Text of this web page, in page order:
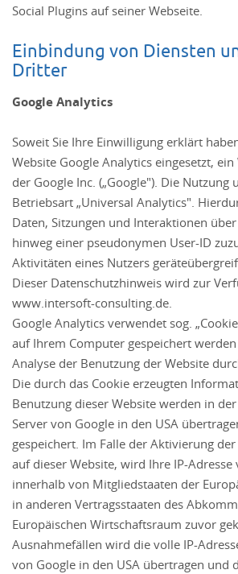
Social Plugins auf seiner Webseite.
Einbindung von Diensten
Dritter
Google Analytics
Soweit Sie Ihre Einwilligung erklärt
Website Google Analytics eingesetzt,
der Google Inc. („Google"). Die Nutzung
Betriebsart „Universal Analytics".
Daten, Sitzungen und Interaktionen
hinweg einer pseudonymen User-ID
Aktivitäten eines Nutzers
Dieser Datenschutzhinweis wird zur
www.intersoft-consulting.de.
Google Analytics verwendet sog.
auf Ihrem Computer gespeichert
Analyse der Benutzung der Website
Die durch das Cookie erzeugten
Benutzung dieser Website werden in der
Server von Google in den USA
gespeichert. Im Falle der Aktivierung
auf dieser Website, wird Ihre IP-Adresse
innerhalb von Mitgliedstaaten der
in anderen Vertragsstaaten des
Europäischen Wirtschaftsraum zuvor
Ausnahmefällen wird die volle IP-
von Google in den USA übertragen und